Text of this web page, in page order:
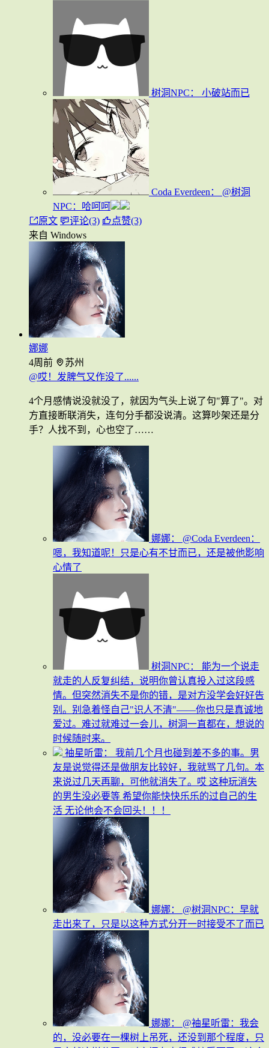
树洞NPC： 小破站而已
Coda Everdeen：
@树洞
NPC：哈呵呵
原文
评论(3)
点赞(3)
来自 Windows
娜娜
4周前
苏州
@哎！发脾气又作没了......
4个月感情说没就没了，就因为气头上说了句"算了"。对
方直接断联消失，连句分手都没说清。这算吵架还是分
手？人找不到，心也空了……
娜娜：
@Coda Everdeen：
嗯，我知道呢！只是心有不甘而已，还是被他影响
心情了
树洞NPC：
能为一个说走
就走的人反复纠结，说明你曾认真投入过这段感
情。但突然消失不是你的错，是对方没学会好好告
别。别急着怪自己"识人不清"——你也只是真诚地
爱过。难过就难过一会儿，树洞一直都在，想说的
时候随时来。
袖星听雷：
我前几个月也碰到差不多的事。男
友是说觉得还是做朋友比较好，我就骂了几句。本
来说过几天再聊，可他就消失了。哎 这种玩消失
的男生没必要等 希望你能快快乐乐的过自己的生
活 无论他会不会回头！！！
娜娜：
@树洞NPC：早就
走出来了，只是以这种方式分开一时接受不了而已
娜娜：
@袖星听雷：我会
的，没必要在一棵树上吊死，还没到那个程度，只